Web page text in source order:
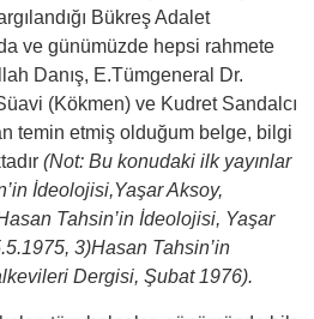
Bükreş Adalet
ve günümüzde hepsi rahmete
Danış, E.Tümgeneral Dr.
(Kökmen) ve Kudret Sandalcı
temin etmiş olduğum belge, bilgi
(Not: Bu konudaki ilk yayınlar
İdeolojisi,Yaşar Aksoy,
Tahsin’in İdeolojisi, Yaşar
3)Hasan Tahsin’in
Dergisi, Şubat 1976).